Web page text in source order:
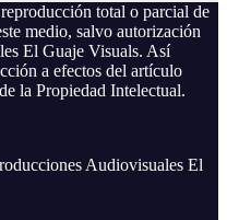
total o parcial de
medio, salvo autorización
El Guaje Visuals. Así
a efectos del artículo
la Propiedad Intelectual.
Audiovisuales El